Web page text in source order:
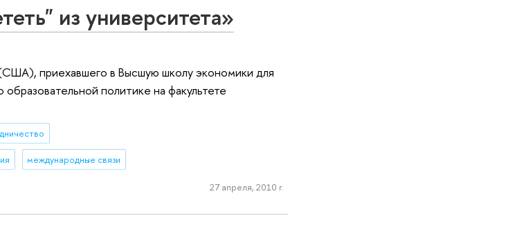
из университета»
приехавшего в Высшую школу экономики для
политике на факультете
международные связи
27 апреля, 2010 г.